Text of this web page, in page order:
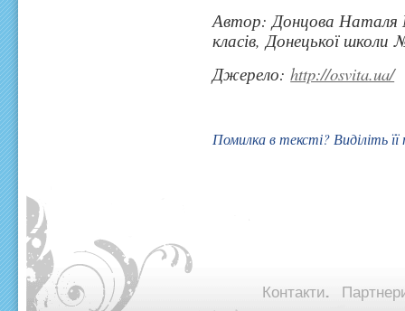
Автор: Донцова Наталя
класів, Донецької школи
Джерело:http://osvita.ua/
Помилка в тексті? Виділіть
Контакти.